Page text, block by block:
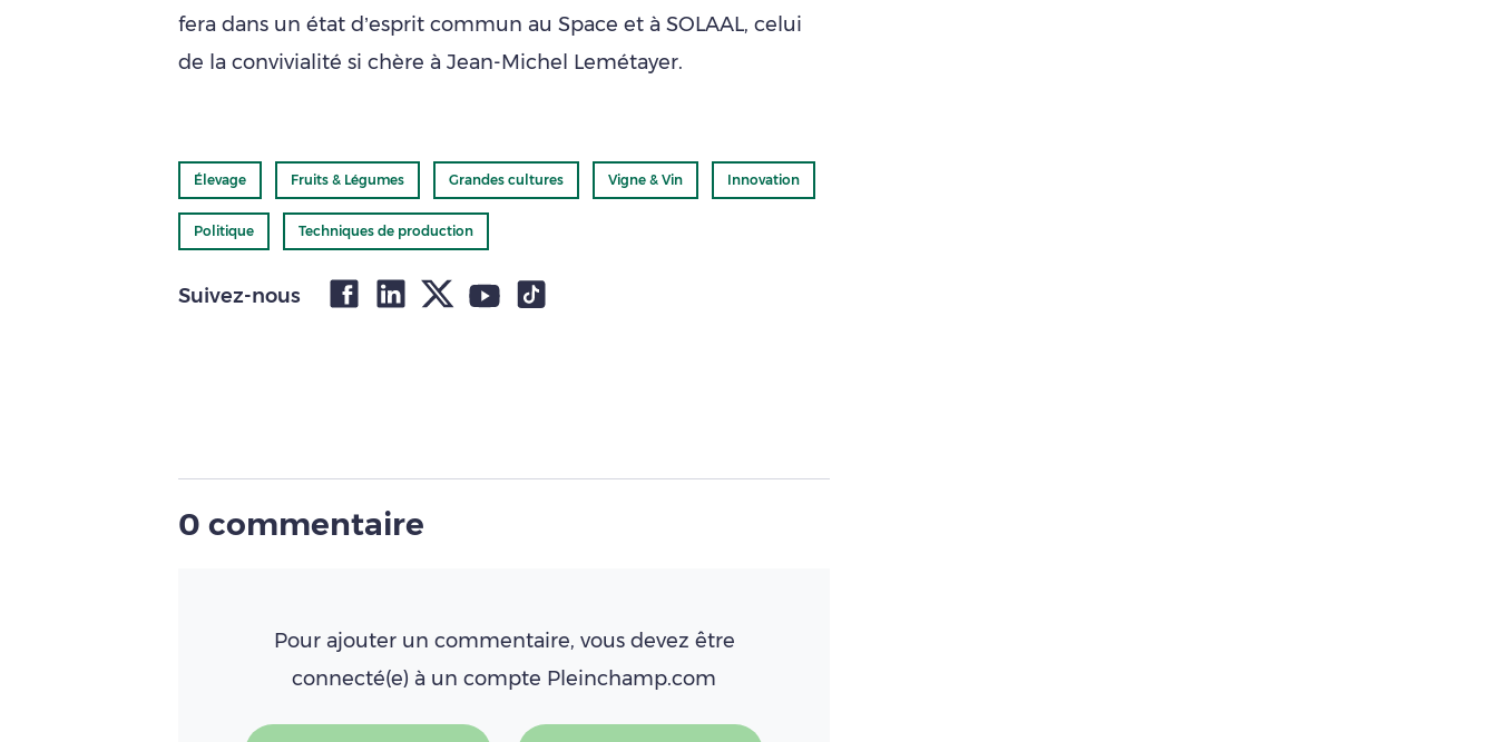
fera dans un état d’esprit commun au Space et à SOLAAL, celui
de la convivialité si chère à Jean-Michel Lemétayer.
Élevage Fruits & Légumes Grandes cultures Vigne & Vin Innovation
Politique Techniques de production
Suivez-nous
0 commentaire
Pour ajouter un commentaire, vous devez être
connecté(e) à un compte Pleinchamp.com